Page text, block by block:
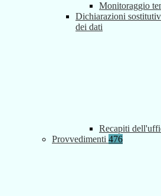
Monitoraggio
Dichiarazioni
dei dati
Recapiti
Provvedimenti 476